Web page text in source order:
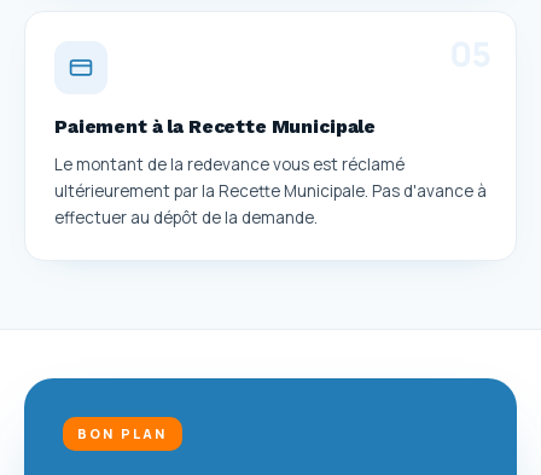
Paiement à la Recette Municipale
Le montant de la redevance vous est réclamé
ultérieurement par la Recette Municipale. Pas d'avance à
effectuer au dépôt de la demande.
BON PLAN